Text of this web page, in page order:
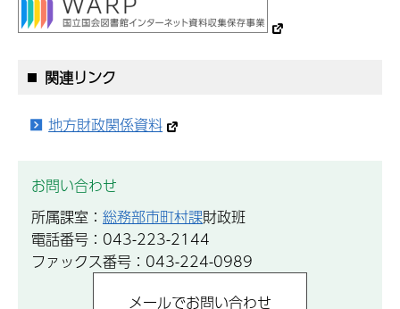
関連リンク
地方財政関係資料
お問い合わせ
所属課室： 総務部市町村課財政班
電話番号：043-223-2144
ファックス番号：043-224-0989